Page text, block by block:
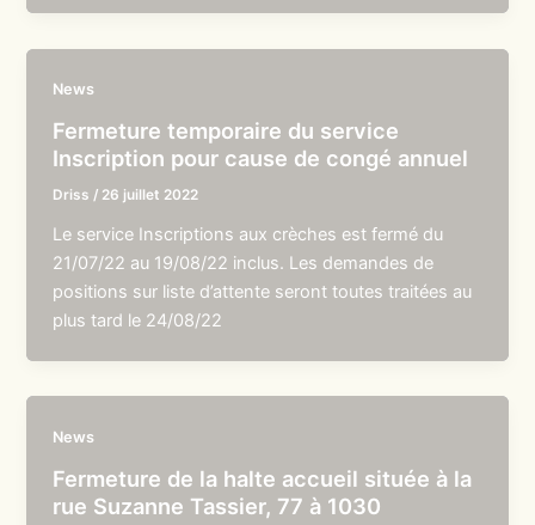
News
Fermeture temporaire du service
Inscription pour cause de congé annuel
Driss / 26 juillet 2022
Le service Inscriptions aux crèches est fermé du
21/07/22 au 19/08/22 inclus. Les demandes de
positions sur liste d’attente seront toutes traitées au
plus tard le 24/08/22
News
Fermeture de la halte accueil située à la
rue Suzanne Tassier, 77 à 1030